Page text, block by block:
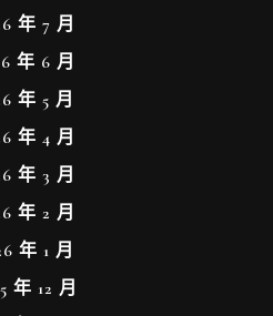
年 7 月
年 6 月
年 5 月
年 4 月
年 3 月
年 2 月
年 1 月
年 12 月